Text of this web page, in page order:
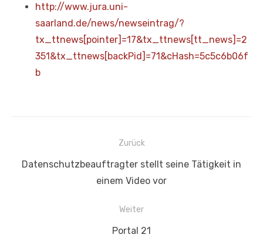
http://www.jura.uni-
saarland.de/news/newseintrag/?
tx_ttnews[pointer]=17&tx_ttnews[tt_news]=2
351&tx_ttnews[backPid]=71&cHash=5c5c6b06f
b
Beitragsnavigation
Zurück
Vorheriger
Datenschutzbeauftragter stellt seine Tätigkeit in
einem Video vor
Weiter
Nächster
Portal 21